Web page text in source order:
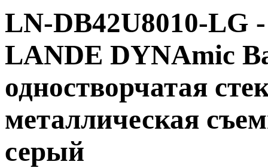
LN-DB42U8010-
LANDE DYNAmic
одностворчатая
металлическая
серый